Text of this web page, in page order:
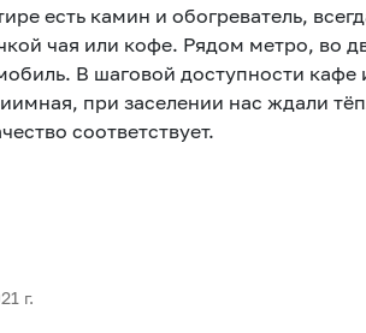
чая или кофе. Рядом метро, во
В шаговой доступности кафе
при заселении нас ждали
соответствует.
г.